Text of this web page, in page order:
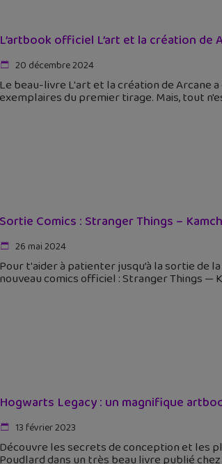
L’artbook officiel L’art et la création
20 décembre 2024
Le beau-livre L'art et la création de Arcane
exemplaires du premier tirage. Mais, tout
Sortie Comics : Stranger Things –
26 mai 2024
Pour t'aider à patienter jusqu’à la sortie de
nouveau comics officiel : Stranger Things —
Hogwarts Legacy : un magnifique
13 février 2023
Découvre les secrets de conception et les
Poudlard dans un très beau livre publié